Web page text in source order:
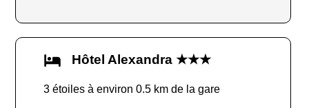
Hôtel Alexandra ★★★
3 étoiles à environ 0.5 km de la gare